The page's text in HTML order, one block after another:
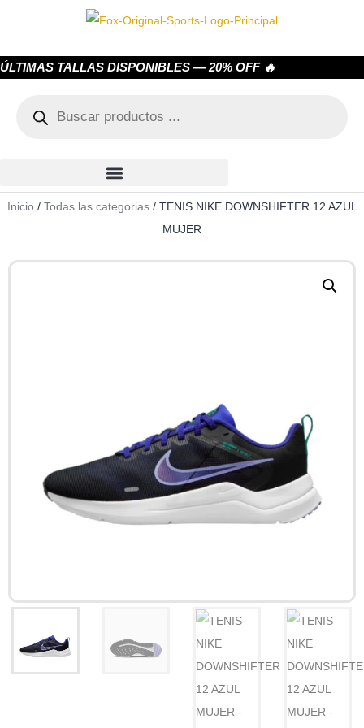
ÚLTIMAS TALLAS DISPONIBLES — 20% OFF 🔥
Inicio/ Todas las categorias/ TENIS NIKE DOWNSHIFTER 12 AZUL
MUJER